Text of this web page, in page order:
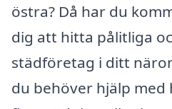
östra? Då har du
dig att hitta pålitliga
städföretag i ditt
du behöver hjälp med